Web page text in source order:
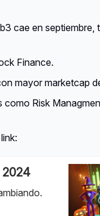
cae en septiembre,
Finance.
mayor marketcap
Risk
2024